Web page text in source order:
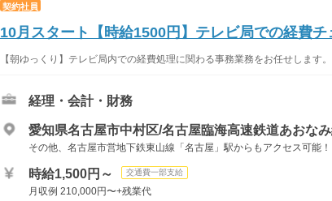
契約社員
10月スタート【時給1500円】テレビ局での経費
【朝ゆっくり】テレビ局内での経費処理に関わる事務業務をお任せします
経理・会計・財務
愛知県名古屋市中村区/名古屋臨海高速鉄道あおな
その他、名古屋市営地下鉄東山線「名古屋」駅からもアクセス可能！
時給1,500円～ 交通費一部支給
月収例 210,000円〜+残業代